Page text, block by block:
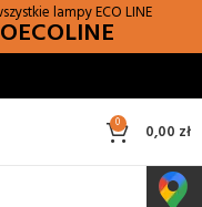
lampyECO LINE
0 0,00 zł